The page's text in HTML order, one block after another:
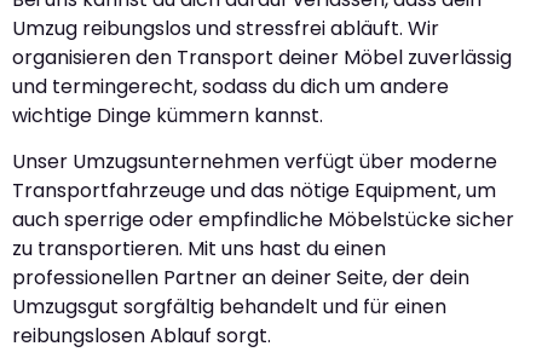
Umzug reibungslos und stressfrei abläuft. Wir
organisieren den Transport deiner Möbel zuverlässig
und termingerecht, sodass du dich um andere
wichtige Dinge kümmern kannst.
Unser Umzugsunternehmen verfügt über moderne
Transportfahrzeuge und das nötige Equipment, um
auch sperrige oder empfindliche Möbelstücke sicher
zu transportieren. Mit uns hast du einen
professionellen Partner an deiner Seite, der dein
Umzugsgut sorgfältig behandelt und für einen
reibungslosen Ablauf sorgt.